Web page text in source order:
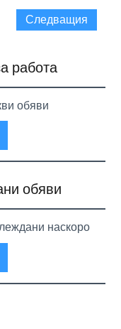
Следващия
работа
обяви
обяви
наскоро